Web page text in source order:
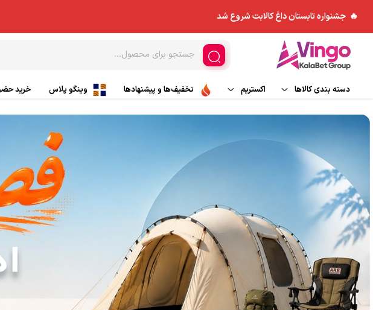
🔥 جشنواره تابستان داغ کالابت شروع شد
دسته بندی کالاها
بیس لایر
پلار
شلوار کوهنوردی و ورزشی
لگینگ ورزشی
شلوارک کوهنوردی و ورزشی
چادر و ملزومات
کوله پشتی
تجهیزات جانبی
کیسه خواب
آشپزی
ماگ و فلاسک
اکستریم
چتر کمکی پاراگلایدر
صندلی پاراگلایدر
بی سیم
اسکی و تجهیزات اسکی
تخفیف‌ها و پیشنهادها وینگو پلاس خرید